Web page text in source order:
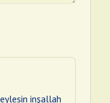
inşallah